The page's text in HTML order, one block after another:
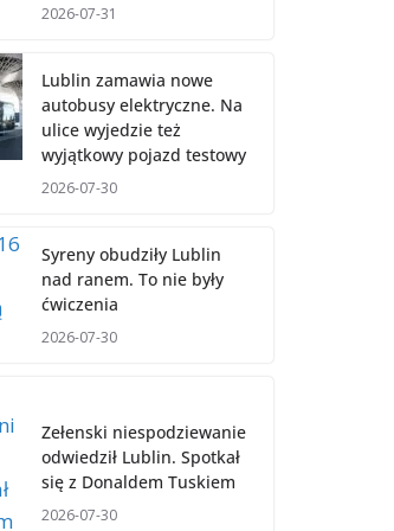
2026-07-31
Lublin zamawia nowe
autobusy elektryczne. Na
ulice wyjedzie też
wyjątkowy pojazd testowy
2026-07-30
Syreny obudziły Lublin
nad ranem. To nie były
ćwiczenia
2026-07-30
Zełenski niespodziewanie
odwiedził Lublin. Spotkał
się z Donaldem Tuskiem
2026-07-30